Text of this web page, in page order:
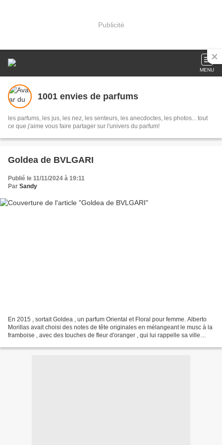
Publicité
MENU
1001 envies de parfums
les parfums, les jus, les nez, les senteurs, les anecdoctes, les photos... tout
ce que j'aime vous faire partager sur l'univers du parfum!
Goldea de BVLGARI
Publié le 11/11/2024 à 19:11
Par Sandy
En 2015 , sortait Goldea , un parfum Oriental et Floral pour femme. Alberto
Morillas avait choisi des notes de tête originales en mélangeant le musc à la
framboise , avec des touches de fleur d'oranger , qui lui rappelle sa ville